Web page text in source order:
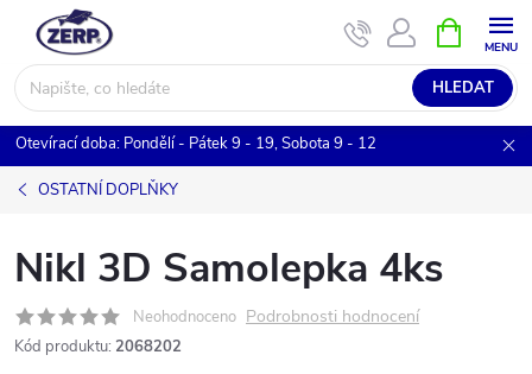
obsah
HLEDAT
NÁKUPNÍ
KOŠÍK
Otevírací doba: Pondělí - Pátek 9 - 19, Sobota 9 - 12
OSTATNÍ DOPLŇKY
Nikl 3D Samolepka 4ks
Neohodnoceno Podrobnosti hodnocení
Kód produktu: 2068202